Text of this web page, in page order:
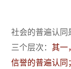
社会的普遍认同
三个层次：其一
信誉的普遍认